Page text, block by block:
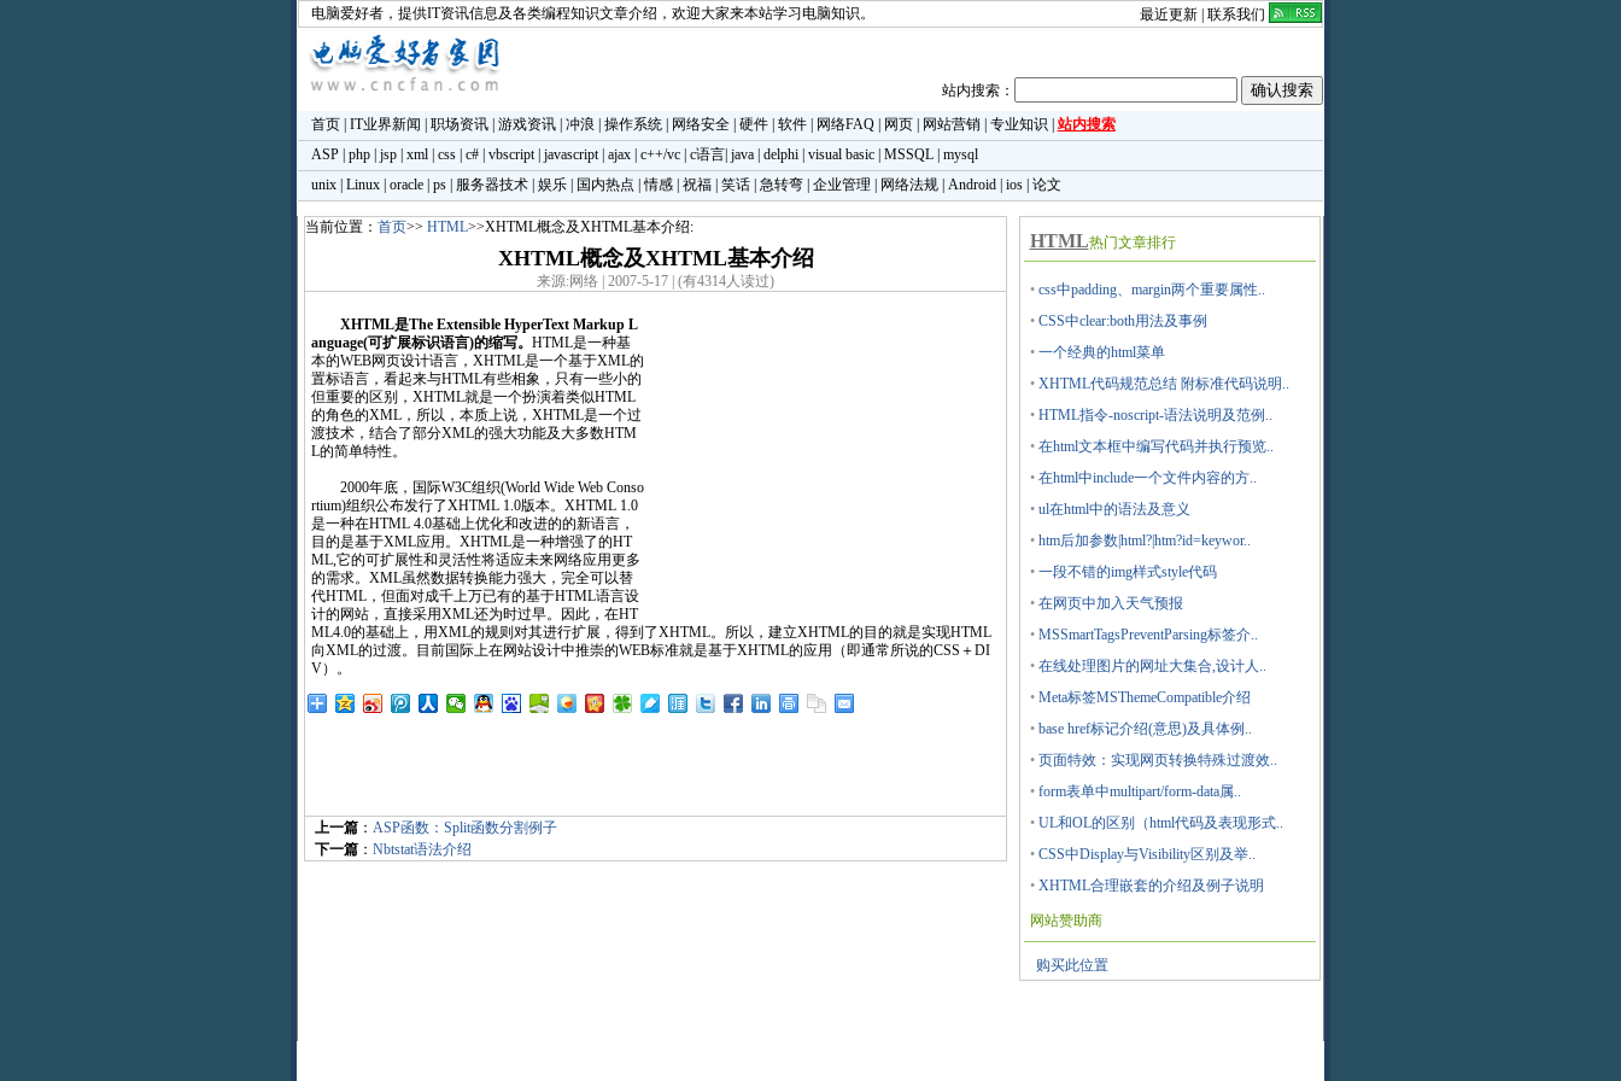
电脑爱好者 ，提供IT资讯信息及各类编程知识文章介绍，欢迎大家来本站学习电脑知识。 最近更新 联系我们
站内搜索：
首页| IT业界新闻 职场资讯| 游戏资讯| 冲浪 操作系统| 网络安全| 硬件| 软件| 网络FAQ| 网页| 网站营销| 专业知识
站内搜索
ASP| php| jsp| xml| css| c#| vbscript| javascript| ajax| c++/vc| c语言| java| delphi| visual basic| MSSQL| mysql
unix| Linux| oracle| ps| 服务器技术| 娱乐| 国内热点 |情感| 祝福| 笑话| 急转弯| 企业管理 网络法规| Android| ios| 论文
当前位置： 首页>> HTML>>XHTML概念及XHTML基本介绍:
XHTML概念及XHTML基本介绍
来源:网络 | 2007-5-17 | (有4314人读过)
XHTML是The Extensible HyperText Markup L
anguage(可扩展标识语言)的缩写。 HTML是一种基
本的WEB网页设计语言，XHTML是一个基于XML的
置标语言，看起来与HTML有些相象，只有一些小的
但重要的区别，XHTML就是一个扮演着类似HTML
的角色的XML，所以，本质上说，XHTML是一个过
渡技术，结合了部分XML的强大功能及大多数HTM
L的简单特性。
2000年底，国际W3C组织(World Wide Web Conso
rtium)组织公布发行了XHTML 1.0版本。XHTML 1.0
是一种在HTML 4.0基础上优化和改进的的新语言，
目的是基于XML应用。XHTML是一种增强了的HT
ML,它的可扩展性和灵活性将适应未来网络应用更多
的需求。XML虽然数据转换能力强大，完全可以替
代HTML，但面对成千上万已有的基于HTML语言设
计的网站，直接采用XML还为时过早。因此，在HT
ML4.0的基础上，用XML的规则对其进行扩展，得到了XHTML。所以，建立XHTML的目的就是实现HTML
向XML的过渡。目前国际上在网站设计中推崇的WEB标准就是基于XHTML的应用（即通常所说的CSS＋DI
V）。
上一篇 ： ASP函数：Split函数分割例子
下一篇 ： Nbtstat语法介绍
HTML热门文章排行
• css中padding、margin两个重要属性..
• CSS中clear:both用法及事例
• 一个经典的html菜单
• XHTML代码规范总结 附标准代码说明..
• HTML指令-noscript-语法说明及范例..
• 在html文本框中编写代码并执行预览..
• 在html中include一个文件内容的方..
• ul在html中的语法及意义
• htm后加参数|html?|htm?id=keywor..
• 一段不错的img样式style代码
• 在网页中加入天气预报
• MSSmartTagsPreventParsing标签介..
• 在线处理图片的网址大集合,设计人..
• Meta标签MSThemeCompatible介绍
• base href标记介绍(意思)及具体例..
• 页面特效：实现网页转换特殊过渡效..
• form表单中multipart/form-data属..
• UL和OL的区别（html代码及表现形式..
• CSS中Display与Visibility区别及举..
• XHTML合理嵌套的介绍及例子说明
网站赞助商
购买此位置